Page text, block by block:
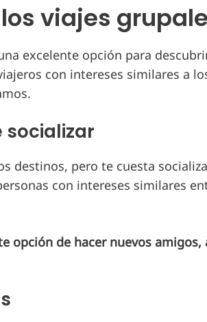
viajes
excelente opción para
con intereses similares a
socializar
destinos, pero te cuesta
con intereses similares
opción de hacer nuevos